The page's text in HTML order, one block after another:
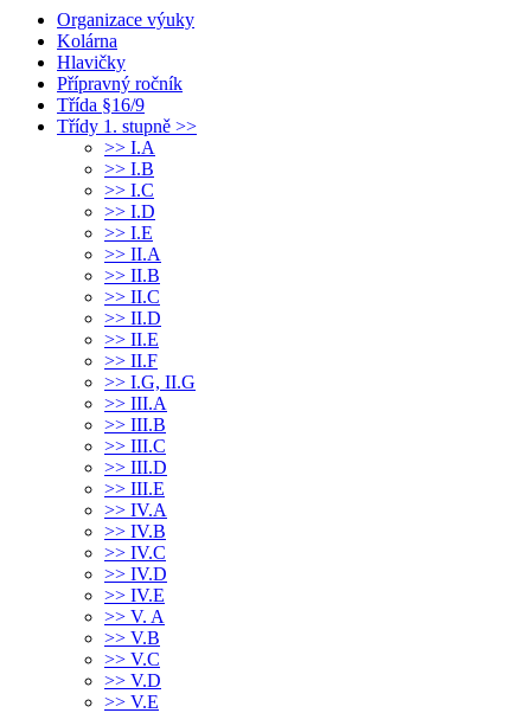
Organizace výuky
Kolárna
Hlavičky
Přípravný ročník
Třída §16/9
Třídy 1. stupně >>
>> I.A
>> I.B
>> I.C
>> I.D
>> I.E
>> II.A
>> II.B
>> II.C
>> II.D
>> II.E
>> II.F
>> I.G, II.G
>> III.A
>> III.B
>> III.C
>> III.D
>> III.E
>> IV.A
>> IV.B
>> IV.C
>> IV.D
>> IV.E
>> V. A
>> V.B
>> V.C
>> V.D
>> V.E